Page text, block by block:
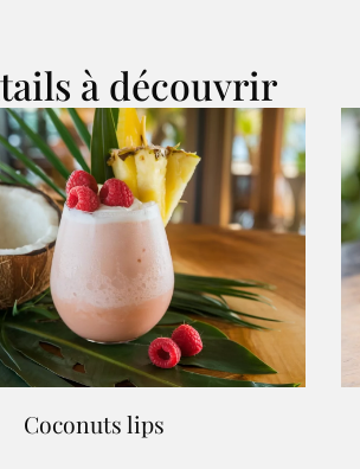
à découvrir
Coconuts lips